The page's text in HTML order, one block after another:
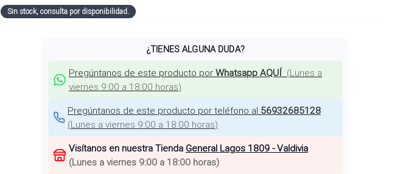
Sin stock, consulta por disponibilidad.
¿TIENES ALGUNA DUDA?
Pregúntanos de este producto por Whatsapp AQUÍ (Lunes a
viernes 9:00 a 18:00 horas)
Pregúntanos de este producto por teléfono al 56932685128
(Lunes a viernes 9:00 a 18:00 horas)
Visítanos en nuestra Tienda General Lagos 1809 - Valdivia
(Lunes a viernes 9:00 a 18:00 horas)